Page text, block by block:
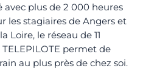
plus de 2 000 heures
les stagiaires de Angers et
Loire, le réseau de 11
permet de
au plus près de chez soi.